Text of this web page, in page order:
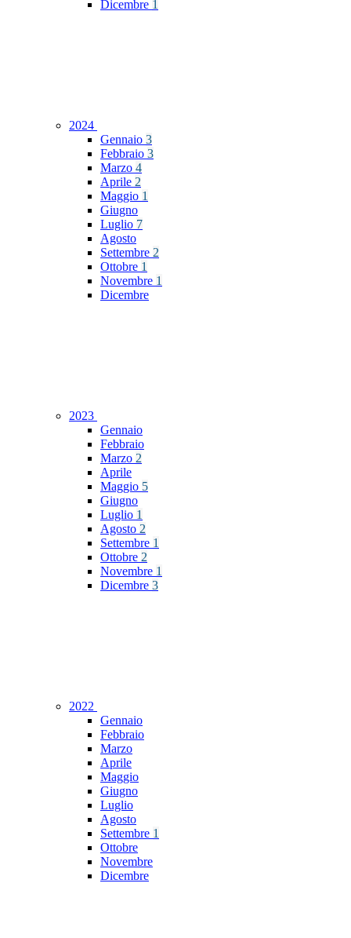
Dicembre 1
2024
Gennaio 3
Febbraio 3
Marzo 4
Aprile 2
Maggio 1
Giugno
Luglio 7
Agosto
Settembre 2
Ottobre 1
Novembre 1
Dicembre
2023
Gennaio
Febbraio
Marzo 2
Aprile
Maggio 5
Giugno
Luglio 1
Agosto 2
Settembre 1
Ottobre 2
Novembre 1
Dicembre 3
2022
Gennaio
Febbraio
Marzo
Aprile
Maggio
Giugno
Luglio
Agosto
Settembre 1
Ottobre
Novembre
Dicembre